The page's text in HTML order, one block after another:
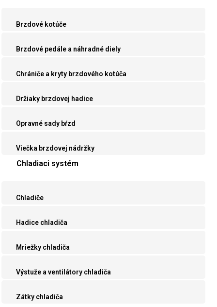
Brzdové kotúče
Brzdové pedále a náhradné diely
Chrániče a kryty brzdového kotúča
Držiaky brzdovej hadice
Opravné sady bŕzd
Viečka brzdovej nádržky
Chladiaci systém
Chladiče
Hadice chladiča
Mriežky chladiča
Výstuže a ventilátory chladiča
Zátky chladiča